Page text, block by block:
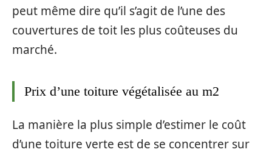
peut même dire qu’il s’agit de l’une des
couvertures de toit les plus coûteuses du
marché.
Prix d’une toiture végétalisée au m2
La manière la plus simple d’estimer le coût
d’une toiture verte est de se concentrer sur